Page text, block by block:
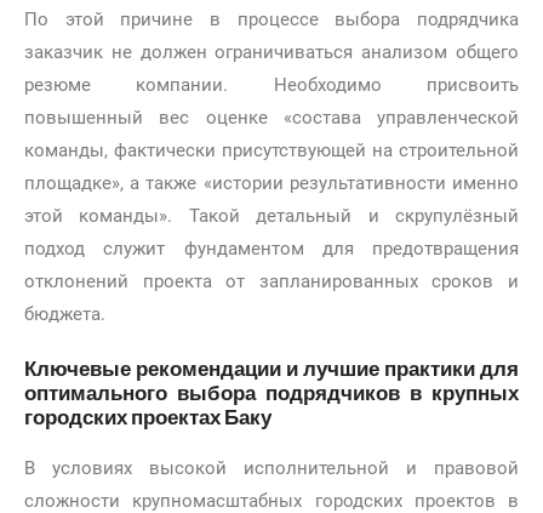
По этой причине в процессе выбора подрядчика
заказчик не должен ограничиваться анализом общего
резюме компании. Необходимо присвоить
повышенный вес оценке «состава управленческой
команды, фактически присутствующей на строительной
площадке», а также «истории результативности именно
этой команды». Такой детальный и скрупулёзный
подход служит фундаментом для предотвращения
отклонений проекта от запланированных сроков и
бюджета.
Ключевые рекомендации и лучшие практики для
оптимального выбора подрядчиков в крупных
городских проектах Баку
В условиях высокой исполнительной и правовой
сложности крупномасштабных городских проектов в